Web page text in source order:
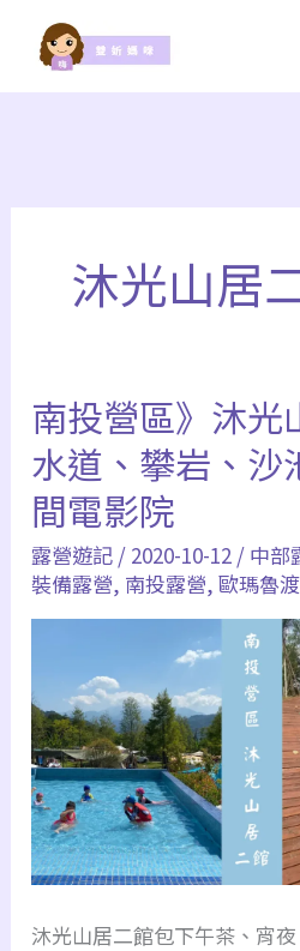
沐光山居
南投營區》沐光
水道、攀岩、沙
間電影院
露營遊記 / 2020-10-12 / 中部
裝備露營, 南投露營,歐瑪魯
沐光山居二館包下午茶、宵
南
投
營
區》
沐
光
二
館
｜
划
水
道、
攀